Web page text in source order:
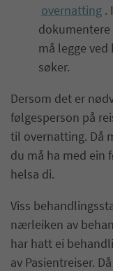
overnatting .
dokumentere
må legge
søker.
Dersom det er
følgesperson på
til overnatting. Då
du må ha med ein
helsa di.
Viss
nærleiken av
har hatt ei
av Pasientreiser.